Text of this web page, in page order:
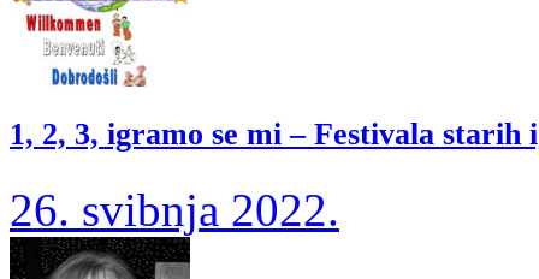
1, 2, 3, igramo se mi – Festivala starih
26. svibnja 2022.